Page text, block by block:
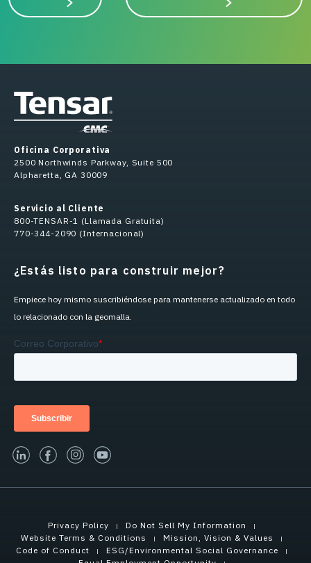
Oficina Corporativa
2500 Northwinds Parkway, Suite 500
Alpharetta, GA 30009
Servicio al Cliente
800-TENSAR-1 (Llamada Gratuita)
770-344-2090 (Internacional)
¿Estás listo para construir mejor?
Empiece hoy mismo suscribiéndose para mantenerse actualizado en todo
lo relacionado con la geomalla.
linked-infacebook
instagram
youtube
Privacy Policy
Do Not Sell My Information
Website Terms & Conditions
Mission, Vision & Values
Code of Conduct
ESG/Environmental Social Governance